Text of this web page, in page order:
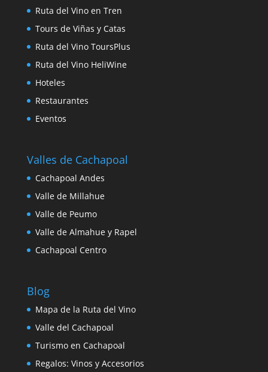
Ruta del Vino en Tren
Tours de Viñas y Catas
Ruta del Vino ToursPlus
Ruta del Vino HeliWine
Hoteles
Restaurantes
Eventos
Valles de Cachapoal
Cachapoal Andes
Valle de Millahue
Valle de Peumo
Valle de Almahue y Rapel
Cachapoal Centro
Blog
Mapa de la Ruta del Vino
Valle del Cachapoal
Turismo en Cachapoal
Regalos: Vinos y Accesorios